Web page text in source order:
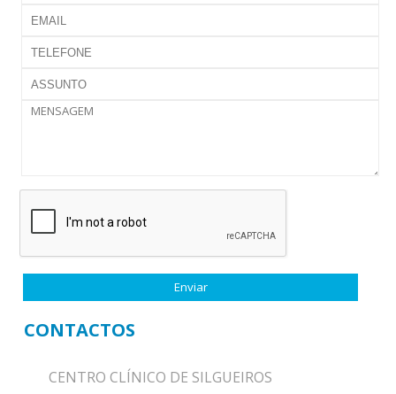
CONTACTOS
CENTRO CLÍNICO DE SILGUEIROS